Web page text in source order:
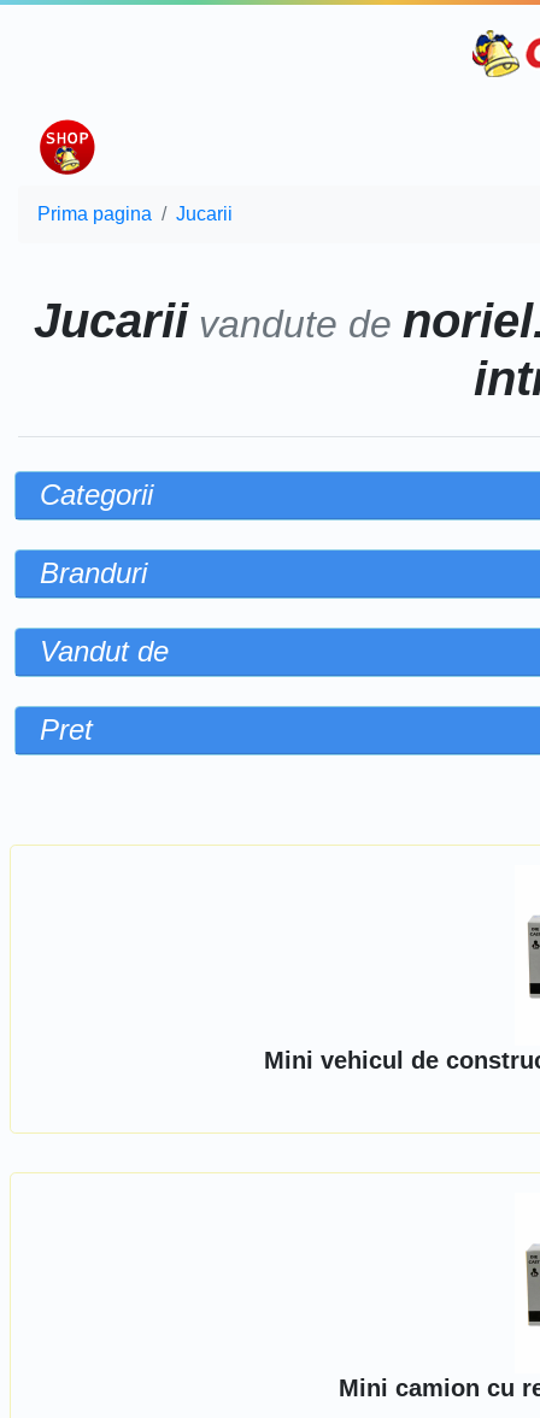
Prima pagina Jucarii
Jucarii vandute de
Categorii
Branduri
Vandut de
Pret
Mini vehicul de
Mini camion cu